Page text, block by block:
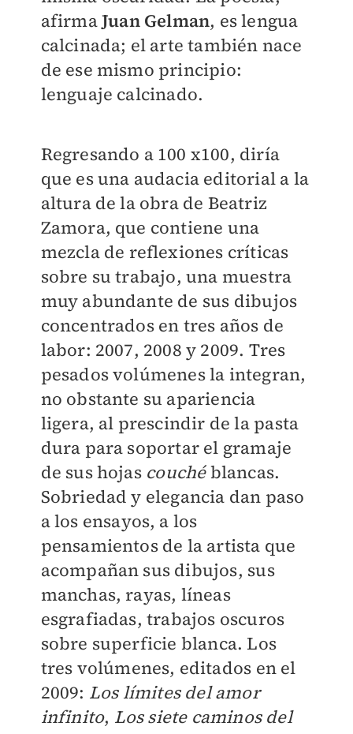
afirmaJuan Gelman, es lengua
calcinada; el arte también nace
de ese mismo principio:
lenguaje calcinado.
Regresando a 100 x100, diría
que es una audacia editorial a la
altura de la obra de Beatriz
Zamora, que contiene una
mezcla de reflexiones críticas
sobre su trabajo, una muestra
muy abundante de sus dibujos
concentrados en tres años de
labor: 2007, 2008 y 2009. Tres
pesados volúmenes la integran,
no obstante su apariencia
ligera, al prescindir de la pasta
dura para soportar el gramaje
de sus hojas couchéblancas.
Sobriedad y elegancia dan paso
a los ensayos, a los
pensamientos de la artista que
acompañan sus dibujos, sus
manchas, rayas, líneas
esgrafiadas, trabajos oscuros
sobre superficie blanca. Los
tres volúmenes, editados en el
2009: Los límites del amor
infinito, Los siete caminos del